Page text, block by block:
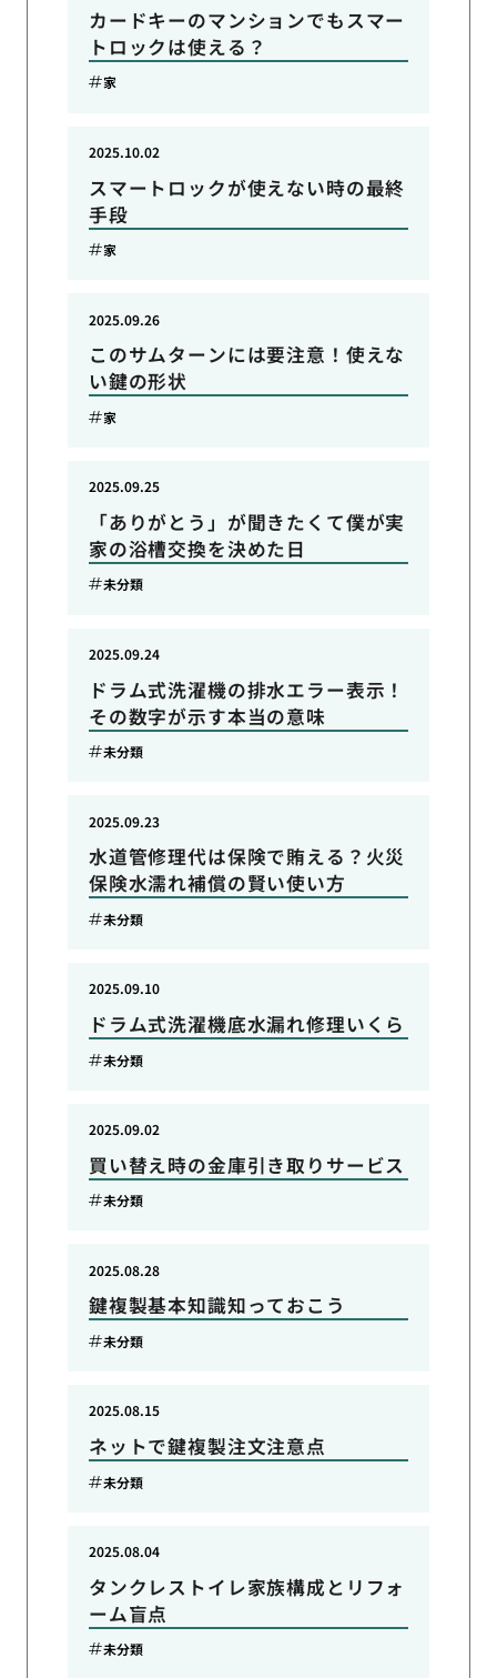
カードキーのマンションでもスマー
トロックは使える？
家
スマートロックが使えない時の最終
手段
2025.10.02
家
このサムターンには要注意！使えな
い鍵の形状
2025.09.26
家
「ありがとう」が聞きたくて僕が実
家の浴槽交換を決めた日
2025.09.25
未分類
ドラム式洗濯機の排水エラー表示！
その数字が示す本当の意味
2025.09.24
未分類
水道管修理代は保険で賄える？火災
保険水濡れ補償の賢い使い方
2025.09.23
未分類
ドラム式洗濯機底水漏れ修理いくら
2025.09.10
未分類
買い替え時の金庫引き取りサービス
2025.09.02
未分類
鍵複製基本知識知っておこう
2025.08.28
未分類
ネットで鍵複製注文注意点
2025.08.15
未分類
タンクレストイレ家族構成とリフォ
ーム盲点
2025.08.04
未分類